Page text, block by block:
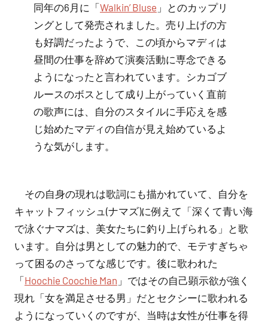
同年の6月に「Walkin’ Bluse 」とのカップリ
ングとして発売されました。売り上げの方
も好調だったようで、この頃からマディは
昼間の仕事を辞めて演奏活動に専念できる
ようになったと言われています。シカゴブ
ルースのボスとして成り上がっていく直前
の歌声には、自分のスタイルに手応えを感
じ始めたマディの自信が見え始めているよ
うな気がします。
その自身の現れは歌詞にも描かれていて、自分を
キャットフィッシュ(ナマズ)に例えて「深くて青い海
で泳ぐナマズは、美女たちに釣り上げられる」と歌
います。自分は男としての魅力的で、モテすぎちゃ
って困るのさってな感じです。後に歌われた
「Hoochie Coochie Man 」ではその自己顕示欲が強く
現れ「女を満足させる男」だとセクシーに歌われる
ようになっていくのですが、当時は女性が仕事を得